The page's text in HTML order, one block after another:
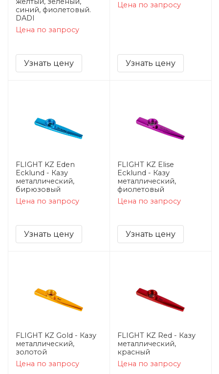
синий, фиолетовый.
DADI
Цена по запросу
Узнать цену
Цена по запросу
Узнать цену
FLIGHT KZ Eden
Ecklund - Казу
металлический,
бирюзовый
Цена по запросу
Узнать цену
FLIGHT KZ Elise
Ecklund - Казу
металлический,
фиолетовый
Цена по запросу
Узнать цену
FLIGHT KZ Gold - Казу
металлический,
золотой
Цена по запросу
FLIGHT KZ Red - Казу
металлический,
красный
Цена по запросу